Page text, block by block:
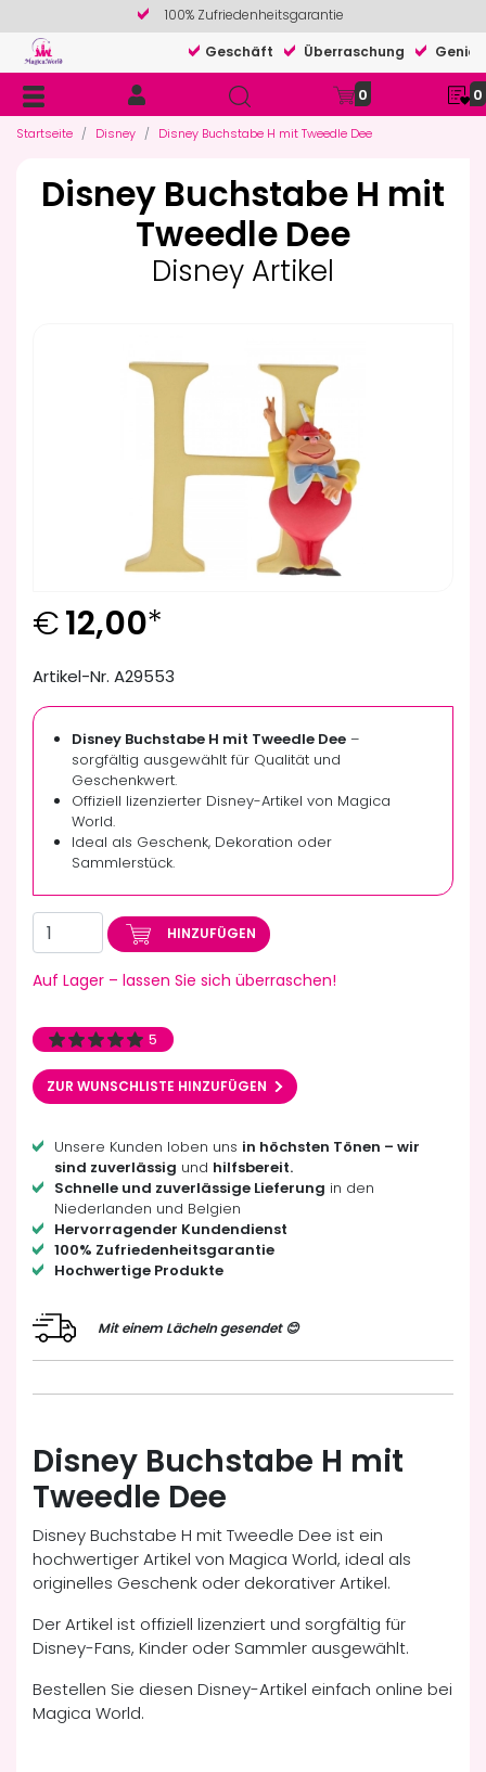
100% Zufriedenheitsgarantie
Geschäft
Überraschung
0 0
Startseite Disney Disney Buchstabe H mit Tweedle Dee
Disney Buchstabe H mit
Tweedle Dee
Disney Artikel
€12,00*
Artikel-Nr. A29553
Disney Buchstabe H mit Tweedle Dee –
sorgfältig ausgewählt für Qualität und
Geschenkwert.
Offiziell lizenzierter Disney-Artikel von Magica
World.
Ideal als Geschenk, Dekoration oder
Sammlerstück.
HINZUFÜGEN
Auf Lager – lassen Sie sich überraschen!
5
ZUR WUNSCHLISTE HINZUFÜGEN
Unsere Kunden loben uns in höchsten Tönen – wir
sind zuverlässig und hilfsbereit.
Schnelle und zuverlässige Lieferung in den
Niederlanden und Belgien
Hervorragender Kundendienst
100% Zufriedenheitsgarantie
Hochwertige Produkte
Mit einem Lächeln gesendet 😊
Disney Buchstabe H mit
Tweedle Dee
Disney Buchstabe H mit Tweedle Dee ist ein
hochwertiger Artikel von Magica World, ideal als
originelles Geschenk oder dekorativer Artikel.
Der Artikel ist offiziell lizenziert und sorgfältig für
Disney-Fans, Kinder oder Sammler ausgewählt.
Bestellen Sie diesen Disney-Artikel einfach online bei
Magica World.